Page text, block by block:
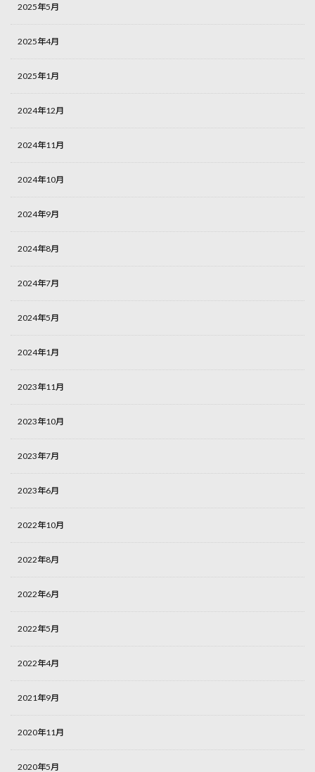
2025年5月
2025年4月
2025年1月
2024年12月
2024年11月
2024年10月
2024年9月
2024年8月
2024年7月
2024年5月
2024年1月
2023年11月
2023年10月
2023年7月
2023年6月
2022年10月
2022年8月
2022年6月
2022年5月
2022年4月
2021年9月
2020年11月
2020年5月